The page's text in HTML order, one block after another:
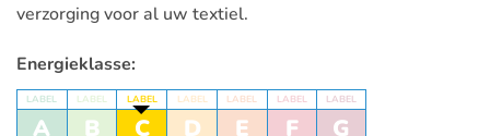
verzorging voor al uw textiel.
Energieklasse:
LABEL
A
LABEL
B
LABEL
C
LABEL
D
LABEL
E
LABEL
F
LABEL
G